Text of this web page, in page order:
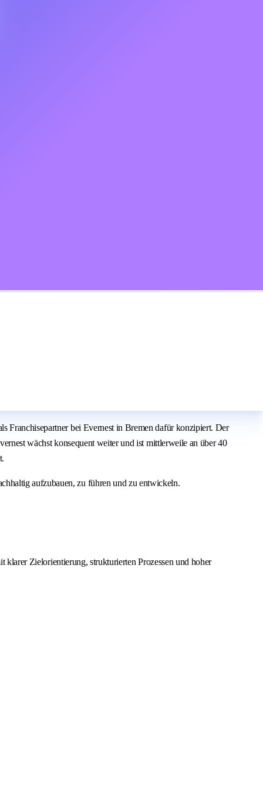
Franchisepartner bei Evernest in Bremen dafür konzipiert. Der
wächst konsequent weiter und ist mittlerweile an über 40
aufzubauen, zu führen und zu entwickeln.
klarer Zielorientierung, strukturierten Prozessen und hoher